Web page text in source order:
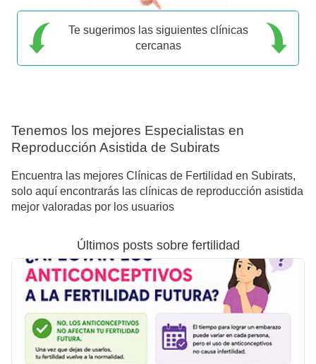
Te sugerimos las siguientes clínicas
cercanas
Tenemos los mejores Especialistas en
Reproducción Asistida de Subirats
Encuentra las mejores Clínicas de Fertilidad en Subirats,
solo aquí encontrarás las clínicas de reproducción asistida
mejor valoradas por los usuarios
Últimos posts sobre fertilidad